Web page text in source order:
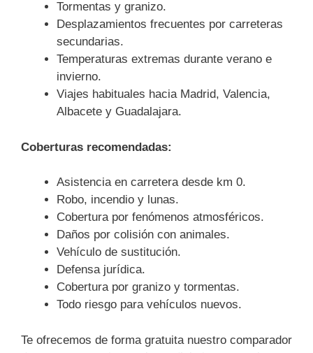
Tormentas y granizo.
Desplazamientos frecuentes por carreteras
secundarias.
Temperaturas extremas durante verano e
invierno.
Viajes habituales hacia Madrid, Valencia,
Albacete y Guadalajara.
Coberturas recomendadas:
Asistencia en carretera desde km 0.
Robo, incendio y lunas.
Cobertura por fenómenos atmosféricos.
Daños por colisión con animales.
Vehículo de sustitución.
Defensa jurídica.
Cobertura por granizo y tormentas.
Todo riesgo para vehículos nuevos.
Te ofrecemos de forma gratuita nuestro comparador